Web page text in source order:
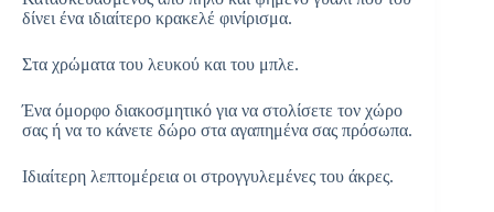
δίνει ένα ιδιαίτερο κρακελέ φινίρισμα.
Στα χρώματα του λευκού και του μπλε.
Ένα όμορφο διακοσμητικό για να στολίσετε τον χώρο
σας ή να το κάνετε δώρο στα αγαπημένα σας πρόσωπα.
Ιδιαίτερη λεπτομέρεια οι στρογγυλεμένες του άκρες.